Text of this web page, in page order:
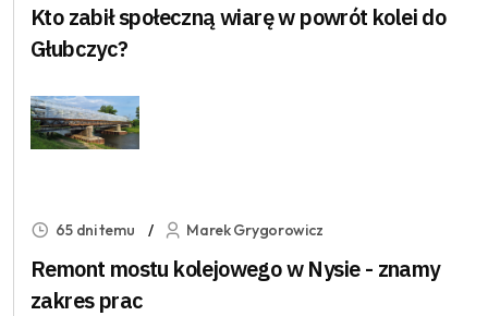
Kto zabił społeczną wiarę w powrót kolei do
Głubczyc?
65 dni temu Marek Grygorowicz
Remont mostu kolejowego w Nysie - znamy
zakres prac